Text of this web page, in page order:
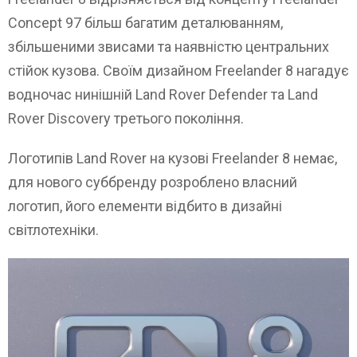
Concept 97 більш багатим деталюванням,
збільшеними звисами та наявністю центральних
стійок кузова. Своїм дизайном Freelander 8 нагадує
водночас нинішній Land Rover Defender та Land
Rover Discovery третього покоління.
Логотипів Land Rover на кузові Freelander 8 немає,
для нового суббренду розроблено власний
логотип, його елементи відбито в дизайні
світлотехніки.